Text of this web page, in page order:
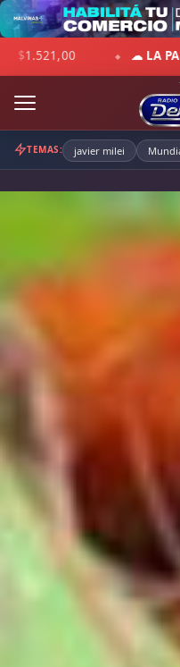
Skip
to
content
11°C · Sensación 8°C · Cielo
TEMAS: javier milei